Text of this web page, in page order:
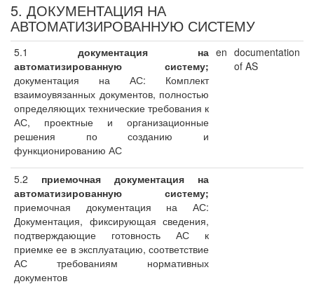
5. ДОКУМЕНТАЦИЯ НА
АВТОМАТИЗИРОВАННУЮ СИСТЕМУ
5.1 документация на
автоматизированную систему;
документация на АС: Комплект
взаимоувязанных документов, полностью
определяющих технические требования к
АС, проектные и организационные
решения по созданию и
функционированию АС
en documentation
of AS
5.2 приемочная документация на
автоматизированную систему;
приемочная документация на АС:
Документация, фиксирующая сведения,
подтверждающие готовность АС к
приемке ее в эксплуатацию, соответствие
АС требованиям нормативных
документов